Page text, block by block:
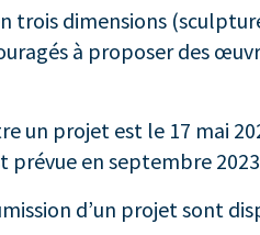
trois dimensions
à proposer des
un projet est le 17 mai
prévue en septembre
d’un projet sont